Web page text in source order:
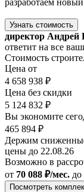
Узнать стоимость
директор Андрей
ответит на все
Стоимость
Цена от
4 658 938 ₽
Цена без скидки
5 124 832 ₽
Вы экономите
465 894 ₽
Держим
цены до 22.08.26
Возможно в
от 70 088 ₽/мес. до
Посмотреть